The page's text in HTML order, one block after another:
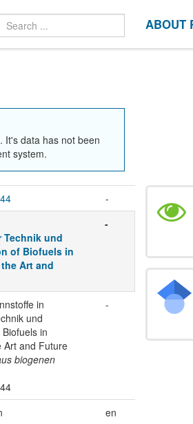
ABOUT
It's data has not been
system.
-
Technik und
of Biofuels in
Art and
-
in
und
in
Art and Future
biogenen
-
en